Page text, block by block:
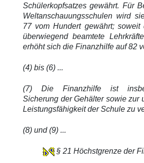
Schülerkopfsatzes gewährt. Für
Weltanschauungsschulen wird
77 vom Hundert gewährt; soweit
überwiegend beamtete
erhöht sich die Finanzhilfe auf 82
(4) bis (6) ...
(7) Die Finanzhilfe ist
Sicherung der Gehälter sowie zur
Leistungsfähigkeit der Schule zu
(8) und (9) ...
§ 21 Höchstgrenze der